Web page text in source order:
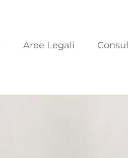
Aree Legali